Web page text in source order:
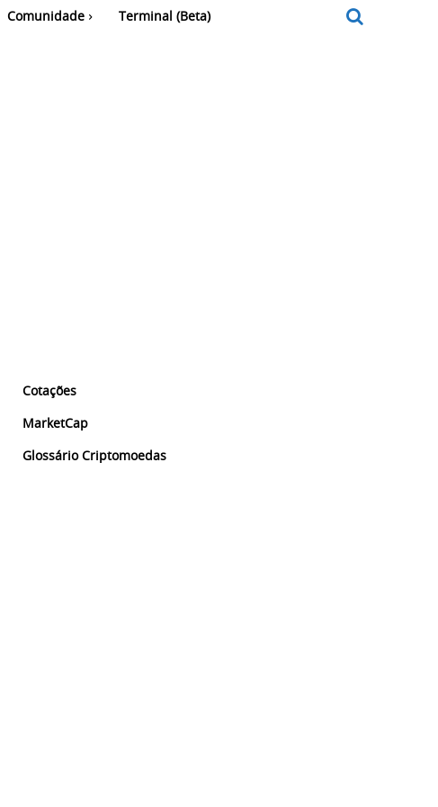
Comunidade Terminal (Beta)
Cotações
MarketCap
Glossário Criptomoedas